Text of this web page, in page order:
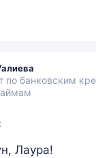
по банковским
Лаура!